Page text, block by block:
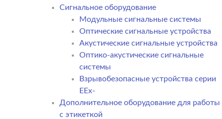
Cигнальное оборудование
Модульные сигнальные системы
Оптические сигнальные устройства
Акустические сигнальные устройства
Оптико-акустические сигнальные
системы
Взрывобезопасные устройства серии
EEx-
Дополнительное оборудование для работы
с этикеткой